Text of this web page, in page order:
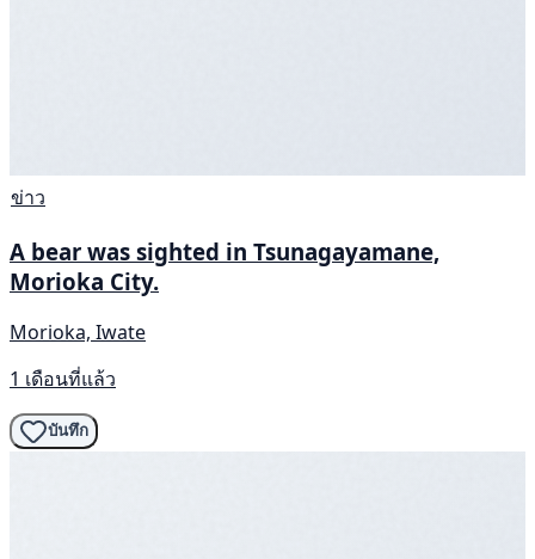
ข่าว
A bear was sighted in Tsunagayamane,
Morioka City.
Morioka, Iwate
1 เดือนที่แล้ว
บันทึก